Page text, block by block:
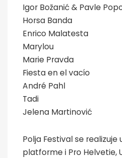
Igor Božanić & Pavle
Horsa Banda
Enrico Malatesta
Marylou
Marie Pravda
Fiesta en el vacío
André Pahl
Tadi
Jelena Martinović
Polja Festival se realizuje
platforme i Pro Helvetie,